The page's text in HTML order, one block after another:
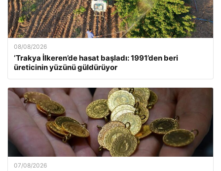
08/08/2026
‘Trakya İlkeren’de hasat başladı: 1991’den beri
üreticinin yüzünü güldürüyor
07/08/2026